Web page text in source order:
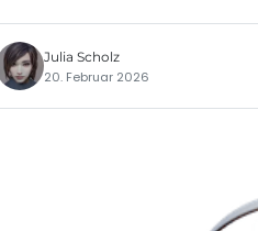
Julia Scholz
20. Februar 2026